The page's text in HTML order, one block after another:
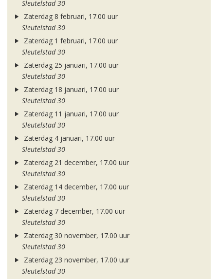
Sleutelstad 30
Zaterdag 8 februari, 17.00 uur
Sleutelstad 30
Zaterdag 1 februari, 17.00 uur
Sleutelstad 30
Zaterdag 25 januari, 17.00 uur
Sleutelstad 30
Zaterdag 18 januari, 17.00 uur
Sleutelstad 30
Zaterdag 11 januari, 17.00 uur
Sleutelstad 30
Zaterdag 4 januari, 17.00 uur
Sleutelstad 30
Zaterdag 21 december, 17.00 uur
Sleutelstad 30
Zaterdag 14 december, 17.00 uur
Sleutelstad 30
Zaterdag 7 december, 17.00 uur
Sleutelstad 30
Zaterdag 30 november, 17.00 uur
Sleutelstad 30
Zaterdag 23 november, 17.00 uur
Sleutelstad 30